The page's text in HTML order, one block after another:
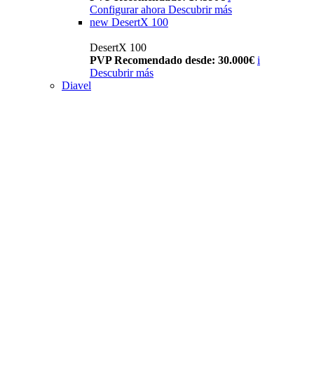
Configurar ahora Descubrir más
new DesertX 100
DesertX 100
PVP Recomendado desde: 30.000€ i
Descubrir más
Diavel